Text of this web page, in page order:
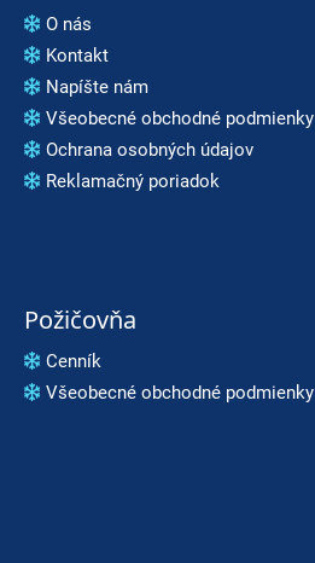
O nás
Kontakt
Napíšte nám
Všeobecné obchodné podmienky
Ochrana osobných údajov
Reklamačný poriadok
Požičovňa
Cenník
Všeobecné obchodné podmienky